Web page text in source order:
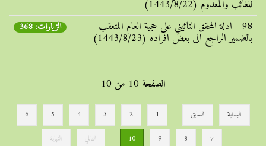
للغائب والمعدوم (1443/8/22)
98 - ادلة المحقق النائيني علی حجیة العام المتعقب
بالضمیر الراجع الی بعض افراده (1443/8/23)
الزيارات: 368
الصفحة 10 من 10
البداية السابق 1
2
3
4
5
6
7
8
9
10 التالي النهاية